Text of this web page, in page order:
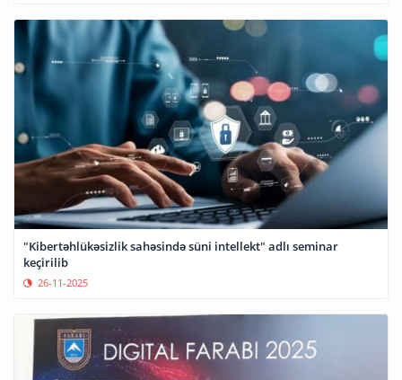
"Kibertəhlükəsizlik sahəsində süni intellekt" adlı seminar
keçirilib
26-11-2025